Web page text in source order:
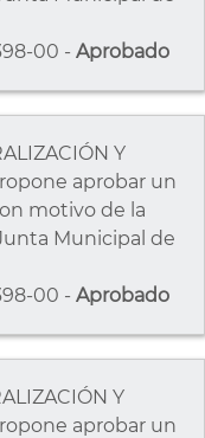
00 - Aprobado
Y
aprobar un
motivo de la
Municipal de
00 - Aprobado
Y
aprobar un